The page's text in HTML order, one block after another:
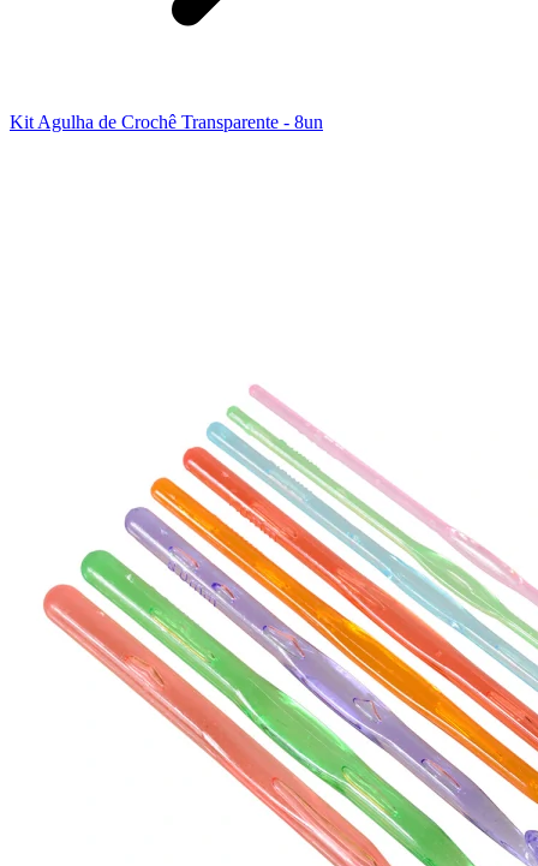
Kit Agulha de Crochê Transparente - 8un